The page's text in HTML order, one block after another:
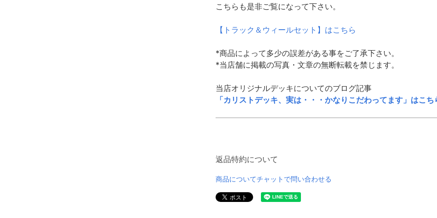
こちらも是非ご覧になって下さい。
【トラック＆ウィールセット】はこちら
*商品によって多少の誤差がある事をご了承下さい。
*当店舗に掲載の写真・文章の無断転載を禁じます。
当店オリジナルデッキについてのブログ記事
「カリストデッキ、実は・・・かなりこだわってます」はこち
返品特約について
商品についてチャットで問い合わせる